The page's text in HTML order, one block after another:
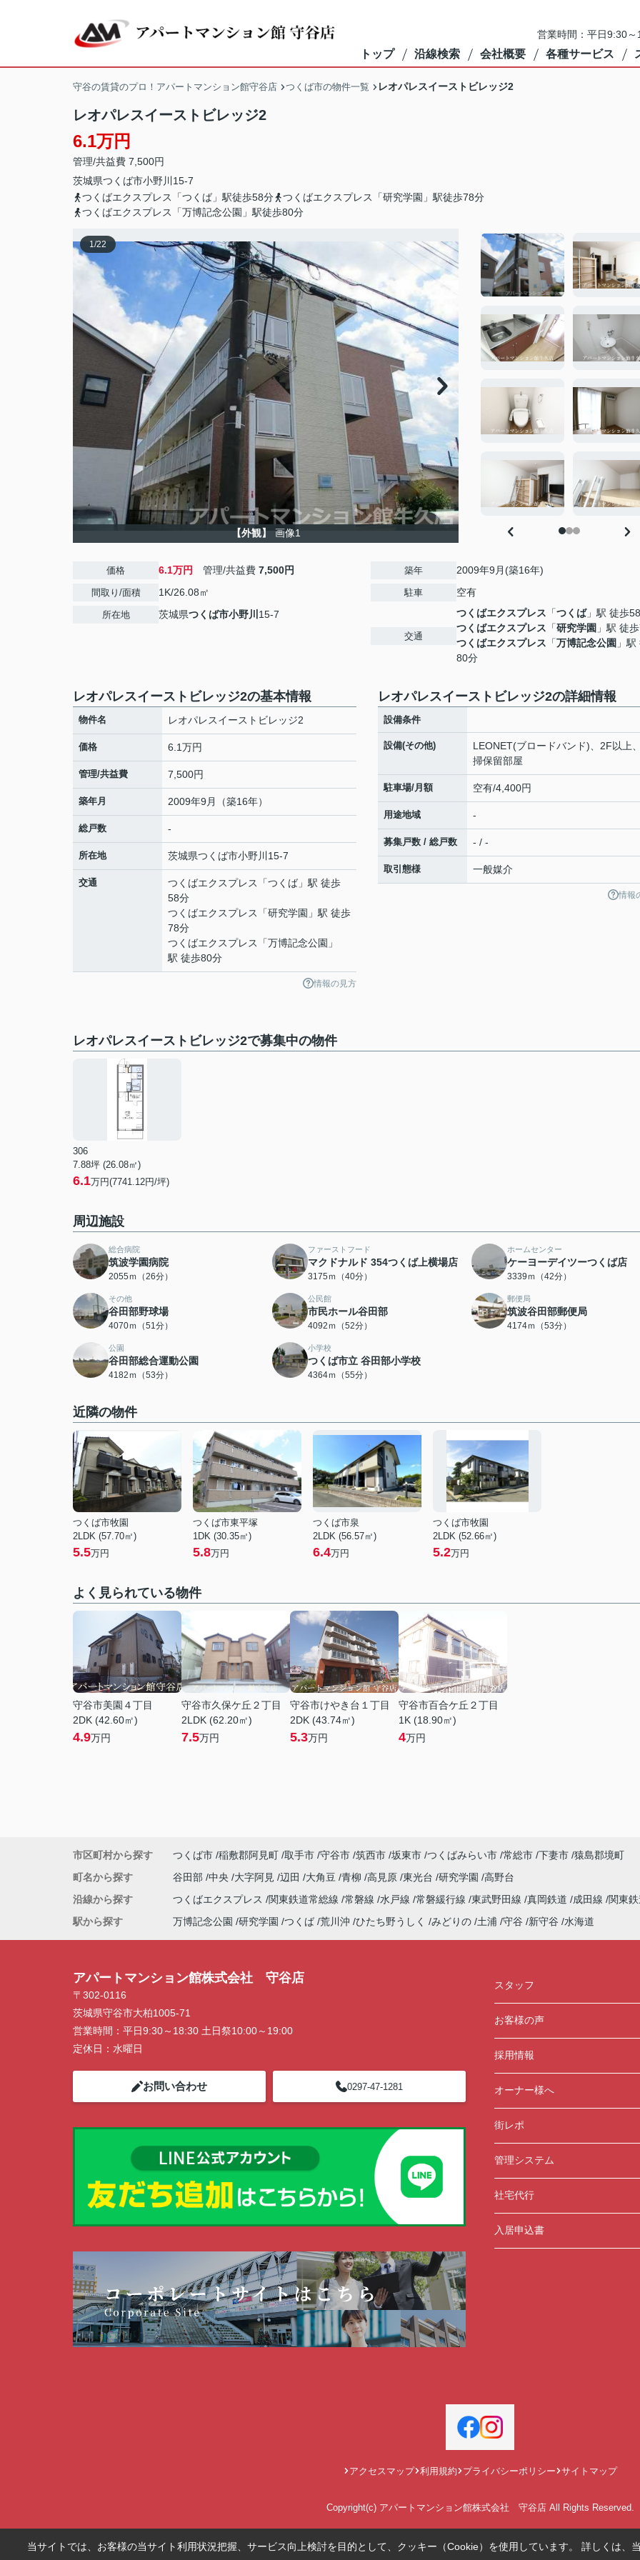
営業時間：平日9:30
トップ 沿線検索 会社概要 各種サービス
守谷の賃貸のプロ！アパートマンション館守谷店 つくば市の物件一覧 レオパレスイーストビレッジ2
レオパレスイーストビレッジ2
6.1万円
管理/共益費 7,500円
茨城県つくば市小野川 15-7
つくばエクスプレス「つくば」駅徒歩58分
つくばエクスプレス「研究学園」駅徒歩78分
つくばエクスプレス「万博記念公園」駅徒歩80分
1/22
【外観】 画像1
価格 6.1万円 管理/共益費 7,500円
間取り/面積 1K/26.08㎡
所在地 茨城県つくば市小野川 15-7
築年 2009年9月(築16年)
駐車 空有
交通
つくばエクスプレス 「つくば」駅 徒歩
つくばエクスプレス 「研究学園 」駅 徒
つくばエクスプレス 「万博記念公園 」
80分
レオパレスイーストビレッジ2の基本情報
物件名 レオパレスイーストビレッジ2
価格 6.1万円
管理/共益費 7,500円
築年月 2009年9月（築16年）
総戸数 -
所在地 茨城県つくば市小野川 15-7
交通 つくばエクスプレス 「つくば 」駅 徒歩
58分
つくばエクスプレス
「研究学園 」駅 徒歩
78分
つくばエクスプレス
「万博記念公園 」
駅 徒歩80分
情報の見方
レオパレスイーストビレッジ2の詳細情報
設備条件
設備(その他)
LEONET(ブロードバンド)、2F以上
掃保留部屋
駐車場/月額 空有/4,400円
用途地域 -
募集戸数 / 総戸数 - / -
取引態様 一般媒介
情報
レオパレスイーストビレッジ2で募集中の物件
306
7.88坪 (26.08㎡)
6.1万円(7741.12円/坪)
周辺施設
総合病院
筑波学園病院
2055ｍ（26分）
ファーストフード
マクドナルド 354つくば上横場店
3175ｍ（40分）
ホームセンター
ケーヨーデイツーつくば店
3339ｍ（42分）
その他
谷田部野球場
4070ｍ（51分）
公民館
市民ホール谷田部
4092ｍ（52分）
郵便局
筑波谷田部郵便局
4174ｍ（53分）
公園
谷田部総合運動公園
4182ｍ（53分）
小学校
つくば市立 谷田部小学校
4364ｍ（55分）
近隣の物件
つくば市牧園
2LDK (57.70㎡)
5.5万円
つくば市東平塚
1DK (30.35㎡)
5.8万円
つくば市泉
2LDK (56.57㎡)
6.4万円
つくば市牧園
2LDK (52.66㎡)
5.2万円
よく見られている物件
守谷市美園４丁目
2DK (42.60㎡)
4.9万円
守谷市久保ケ丘２丁目
2LDK (62.20㎡)
7.5万円
守谷市けやき台１丁目
2DK (43.74㎡)
5.3万円
守谷市百合ケ丘２丁目
1K (18.90㎡)
4万円
市区町村から探す つくば市 稲敷郡阿見町 取手市 守谷市 筑西市 坂東市 つくばみらい市 常総市 下妻市 猿島郡境町
町名から探す
谷田部 中央 大字阿見 辺田 大角豆 青柳 高見原 東光台 研究学園
高野台
沿線から探す
つくばエクスプレス 関東鉄道常総線 常磐線 水戸線 常磐緩行線 東武野田線 真岡鉄道 成田線 関東
駅から探す
万博記念公園 研究学園 つくば 荒川沖 ひたち野うしく みどりの 土浦 守谷 新守谷 水海道
アパートマンション館株式会社 守谷店
〒302-0116
茨城県守谷市大柏1005-71
営業時間： 平日9:30～18:30 土日祭10:00～19:00
定休日： 水曜日
お問い合わせ 0297-47-1281
スタッフ
お客様の声
採用情報
オーナー様へ
街レポ
管理システム
社宅代行
入居申込書
アクセスマップ 利用規約 プライバシーポリシー サイトマップ
Copyright(c) アパートマンション館株式会社 守谷店 All Rights Reserved.
当サイトでは、お客様の当サイト利用状況把握、サービス向上検討を目的として、クッキー（Cookie）を使用しています。 詳しくは、